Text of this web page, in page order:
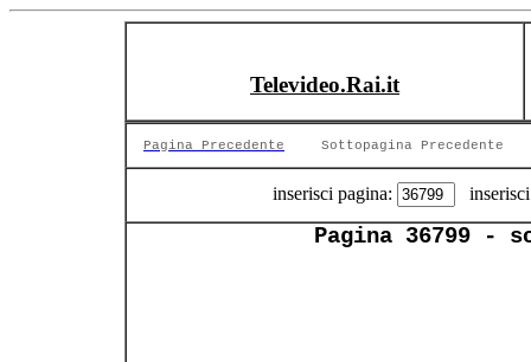
Televideo.Rai.it
Pagina Precedente Sottopagina Precedente
inserisci pagina:
Pagina 36799 -